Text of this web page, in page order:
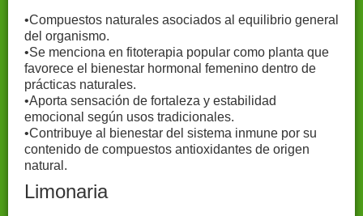
•Compuestos naturales asociados al equilibrio general
del organismo.
•Se menciona en fitoterapia popular como planta que
favorece el bienestar hormonal femenino dentro de
prácticas naturales.
•Aporta sensación de fortaleza y estabilidad
emocional según usos tradicionales.
•Contribuye al bienestar del sistema inmune por su
contenido de compuestos antioxidantes de origen
natural.
Limonaria